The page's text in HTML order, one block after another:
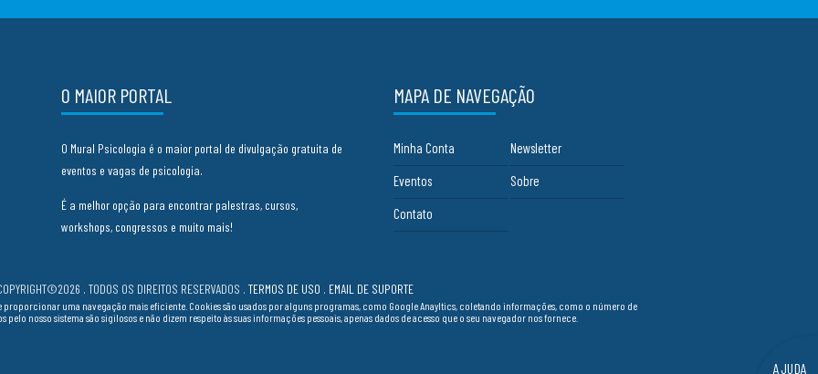
O MAIOR PORTAL
O Mural Psicologia é o maior portal de divulgação gratuita de
eventos e vagas de psicologia.
É a melhor opção para encontrar palestras, cursos,
workshops, congressos e muito mais!
MAPA DE NAVEGAÇÃO
Minha Conta
Newsletter
Eventos
Sobre
Contato
. TODOS OS DIREITOS RESERVADOS . TERMOS DE USO . EMAIL DE SUPORTE
proporcionar uma navegação mais eficiente. Cookies são usados por alguns programas, como Google Anayltics, coletando informações, como o número de
pelo nosso sistema são sigilosos e não dizem respeito às suas informações pessoais, apenas dados de acesso que o seu navegador nos fornece.
AJUDA